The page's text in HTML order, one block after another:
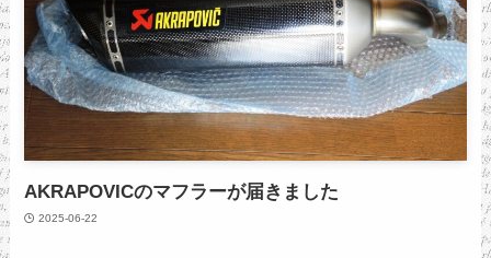
AKRAPOVICのマフラーが届きました
2025-06-22